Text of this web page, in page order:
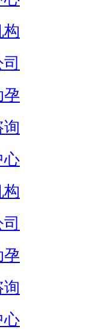
构
孕
询
心
构
孕
询
心